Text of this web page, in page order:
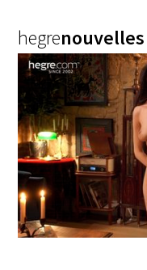
hegrenouvelles